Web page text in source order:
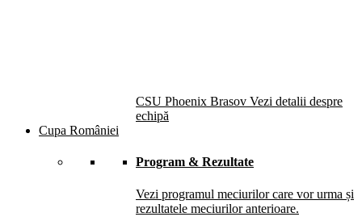
CSU Phoenix Brasov Vezi detalii despre
echipă
Cupa României
Program & Rezultate
Vezi programul meciurilor care vor urma și
rezultatele meciurilor anterioare.